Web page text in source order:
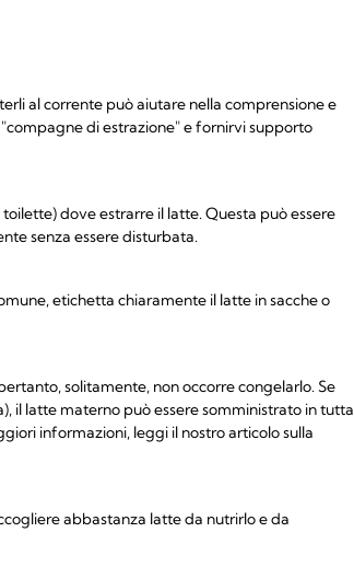
al corrente può aiutare nella comprensione e
di estrazione" e fornirvi supporto
dove estrarre il latte. Questa può essere
senza essere disturbata.
etichetta chiaramente il latte in sacche o
solitamente, non occorre congelarlo. Se
il latte materno può essere somministrato in tutta
informazioni, leggi il nostro articolo sulla
abbastanza latte da nutrirlo e da